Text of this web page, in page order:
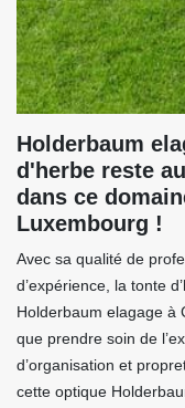
Holderbaum
d'herbe reste
dans ce
Luxembourg !
Avec sa qualité de
d’expérience, la tonte
Holderbaum elagage à
que prendre soin de
d’organisation et
cette optique